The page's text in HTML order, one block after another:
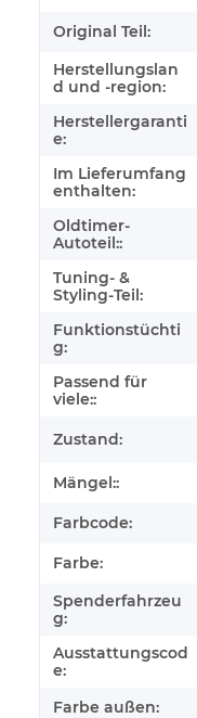
Original Teil:
Herstellungslan
d und -region:
Herstellergaranti
e:
Im Lieferumfang
enthalten:
Oldtimer-
Autoteil::
Tuning- &
Styling-Teil:
Funktionstüchti
g:
Passend für
viele::
Zustand:
Mängel::
Farbcode:
Farbe:
Spenderfahrzeu
g:
Ausstattungscod
e:
Farbe außen: